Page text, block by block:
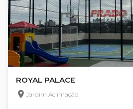
ROYAL PALACE
Jardim Aclimação